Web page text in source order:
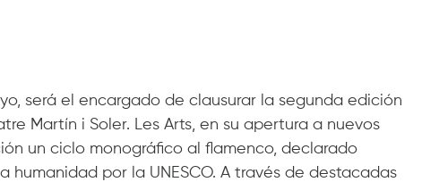
será el encargado de clausurar la segunda edición
Martín i Soler. Les Arts, en su apertura a nuevos
un ciclo monográfico al flamenco, declarado
humanidad por la UNESCO. A través de destacadas